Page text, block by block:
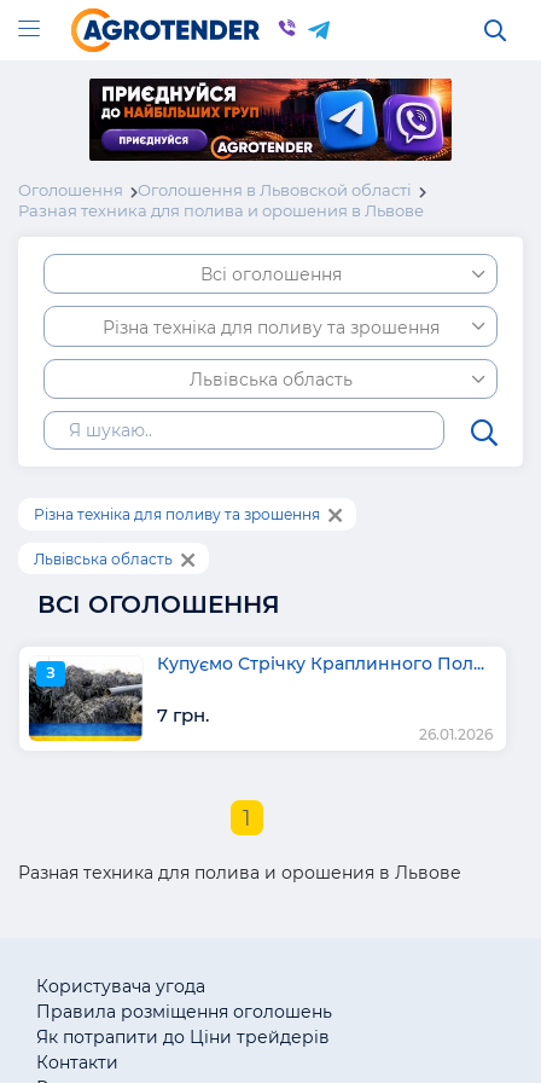
Оголошення
Оголошення в Львовской області
Разная техника для полива и орошения в Львове
Всі оголошення
Різна техніка для поливу та зрошення
Львівська область
Різна техніка для поливу та зрошення
Львівська область
ВСІ ОГОЛОШЕННЯ
З Купуємо Стрічку Краплинного Пол...
7 грн.
26.01.2026
1
Разная техника для полива и орошения в Львове
Користувача угода
Правила розміщення оголошень
Як потрапити до Ціни трейдерів
Контакти